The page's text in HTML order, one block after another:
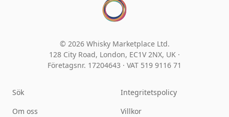
© 2026 Whisky Marketplace Ltd.
128 City Road, London, EC1V 2NX, UK ·
Företagsnr. 17204643 · VAT 519 9116 71
Sök
Om oss
Integritetspolicy
Villkor